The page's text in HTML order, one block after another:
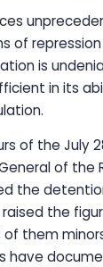
of
is
in its
of the July
of the
the
the
of them
have